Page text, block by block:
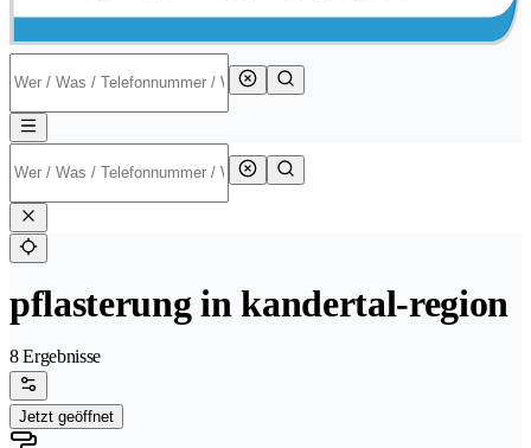
pflasterung in kandertal-region
8 Ergebnisse
Jetzt geöffnet